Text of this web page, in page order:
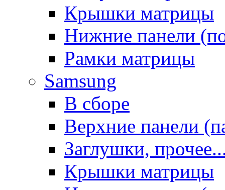
Крышки матрицы
Нижние панели
Рамки матрицы
Samsung
В сборе
Верхние панели
Заглушки,
Крышки матрицы